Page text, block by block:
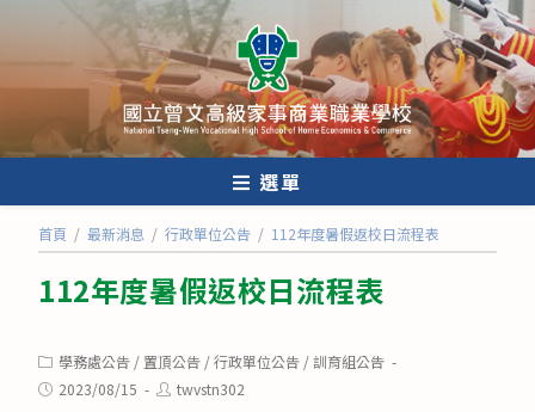
內
選單
首頁 / 最新消息 / 行政單位公告 / 112年度暑假返校日流程表
112年度暑假返校日流程表
Post
category:
學務處公告 / 置頂公告 /行政單位公告 /訓育組公告
Post2023/08/15
Posttwvstn302